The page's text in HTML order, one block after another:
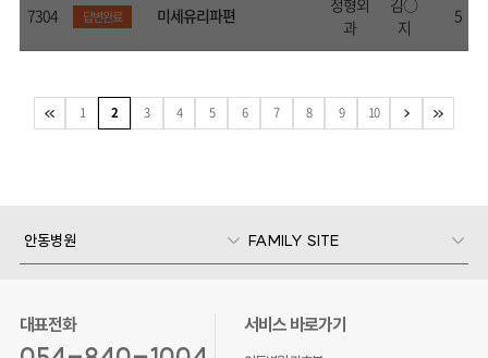
7304 답변완료 미세유리파편
정형외
과
김○
지
5
1 2 3 4 5 6 7 8 9 10
안동병원 FAMILY SITE
대표전화 서비스 바로가기